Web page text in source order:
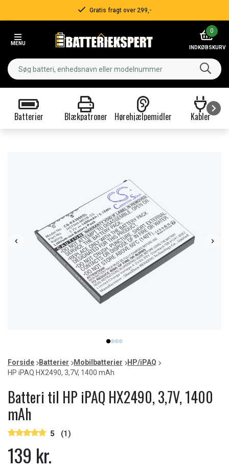
Gratis fragt over 299,-
MENU
0
INDKØBSKURV
Batterier Blækpatroner Hørehjælpemidler Kabler
item
0
item
1
item
2
item
3
of
4
Forside Batterier Mobilbatterier
HP/iPAQ
HP iPAQ HX2490, 3,7V, 1400 mAh
Batteri til HP iPAQ HX2490, 3,7V, 1400
mAh
5 (1)
139 kr.